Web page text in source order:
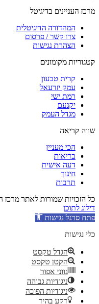
מרכז העניינים בדיגיטל
המהדורה הדיגיטלית
צרו קשר / פרסום
הצהרת נגישות
קטגוריות מקומונים
קרית טבעון
עמק יזרעאל
רמת ישי
יקנעם
מגדל העמק
שווה קריאה
הכי מעניין
בריאות
דעה אישית
חינוך
תרבות
כל הזכויות שמורות לאתר מרכז
דילוג לתוכן
פתח סרגל נגישות
כלי נגישות
הגדל טקסט
הקטן טקסט
גווני אפור
ניגודיות גבוהה
ניגודיות הפוכה
רקע בהיר